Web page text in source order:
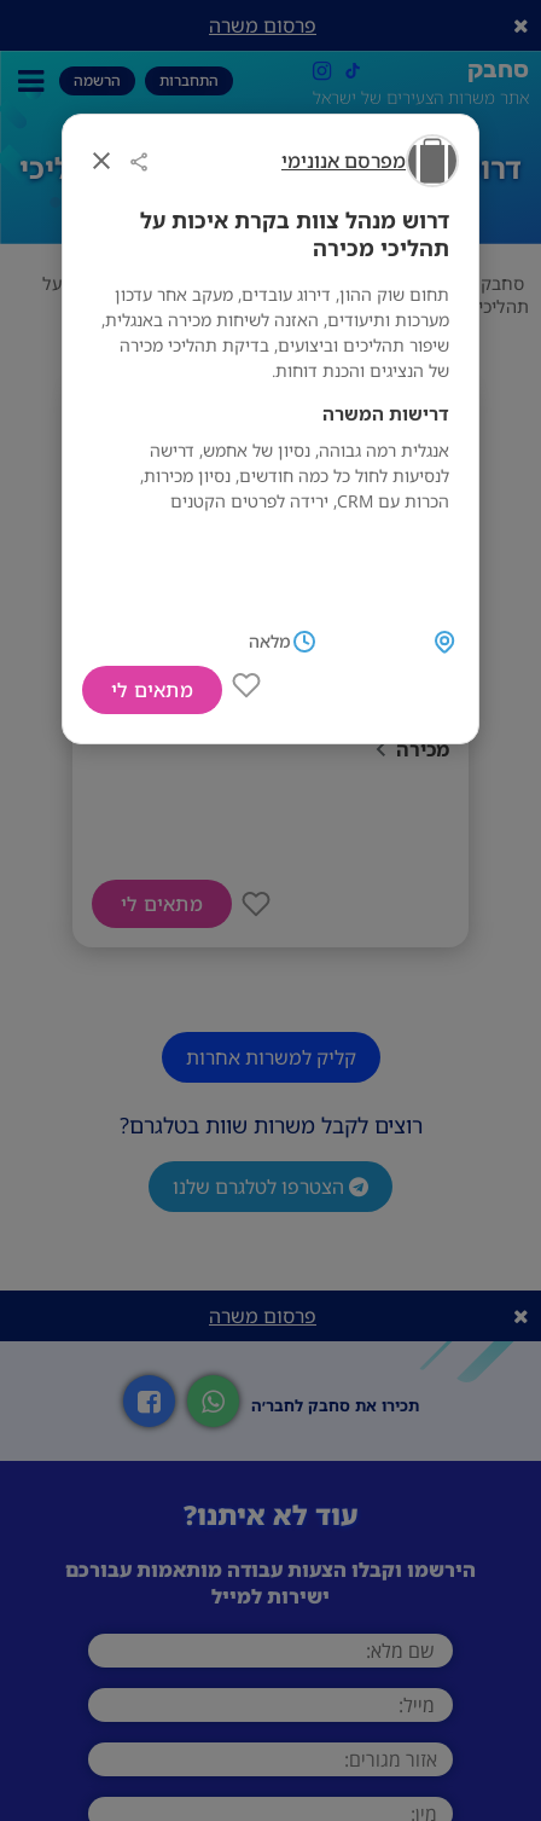
מפרסם אנונימי
דרוש מנהל צוות בקרת איכות על
תהליכי מכירה
תחום שוק ההון, דירוג עובדים, מעקב אחר עדכון
מערכות ותיעודים, האזנה לשיחות מכירה באנגלית,
שיפור תהליכים וביצועים, בדיקת תהליכי מכירה
של הנציגים והכנת דוחות.
דרישות המשרה
אנגלית רמה גבוהה, נסיון של אחמש, דרישה
לנסיעות לחול כל כמה חודשים, נסיון מכירות,
הכרות עם CRM, ירידה לפרטים הקטנים
מלאה
מתאים לי
פרסום משרה
סחבק
אתר משרות הצעירים של ישראל
התחברות הרשמה
דרוש מנהל צוות בקרת איכות על תהליכי
מכירה
סחבק
דרוש מנהל צוות בקרת איכות על
תהליכי מכירה
מפרסם אנונימי
דרוש מנהל צוות בקרת איכות על תהליכי
מכירה
מתאים לי
קליק למשרות אחרות
רוצים לקבל משרות שוות בטלגרם?
הצטרפו לטלגרם שלנו
פרסום משרה
תכירו את סחבק לחבר׳ה
עוד לא איתנו?
הירשמו וקבלו הצעות עבודה מותאמות עבורכם
ישירות למייל